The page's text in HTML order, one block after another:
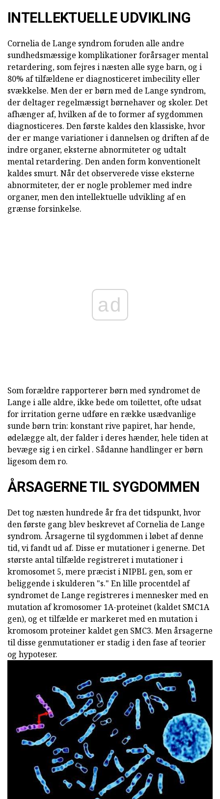
INTELLEKTUELLE UDVIKLING
Cornelia de Lange syndrom foruden alle andre
sundhedsmæssige komplikationer forårsager mental
retardering, som fejres i næsten alle syge barn, og i
80% af tilfældene er diagnosticeret imbecility eller
svækkelse. Men der er børn med de Lange syndrom,
der deltager regelmæssigt børnehaver og skoler. Det
afhænger af, hvilken af de to former af sygdommen
diagnosticeres. Den første kaldes den klassiske, hvor
der er mange variationer i dannelsen og driften af de
indre organer, eksterne abnormiteter og udtalt
mental retardering. Den anden form konventionelt
kaldes smurt. Når det observerede visse eksterne
abnormiteter, der er nogle problemer med indre
organer, men den intellektuelle udvikling af en
grænse forsinkelse.
ad
Som forældre rapporterer børn med syndromet de
Lange i alle aldre, ikke bede om toilettet, ofte udsat
for irritation gerne udføre en række usædvanlige
sunde børn trin: konstant rive papiret, har hende,
ødelægge alt, der falder i deres hænder, hele tiden at
bevæge sig i en cirkel . Sådanne handlinger er børn
ligesom dem ro.
ÅRSAGERNE TIL SYGDOMMEN
Det tog næsten hundrede år fra det tidspunkt, hvor
den første gang blev beskrevet af Cornelia de Lange
syndrom. Årsagerne til sygdommen i løbet af denne
tid, vi fandt ud af. Disse er mutationer i generne. Det
største antal tilfælde registreret i mutationer i
kromosomet 5, mere præcist i NIPBL gen, som er
beliggende i skulderen "s." En lille procentdel af
syndromet de Lange registreres i mennesker med en
mutation af kromosomer 1A-proteinet (kaldet SMC1A
gen), og et tilfælde er markeret med en mutation i
kromosom proteiner kaldet gen SMC3. Men årsagerne
til disse genmutationer er stadig i den fase af teorier
og hypoteser.